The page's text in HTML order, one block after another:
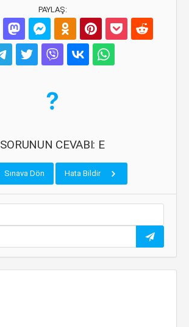
PAYLAŞ:
SORUNUN CEVABI: E
Sınava Dön Hata Bildir